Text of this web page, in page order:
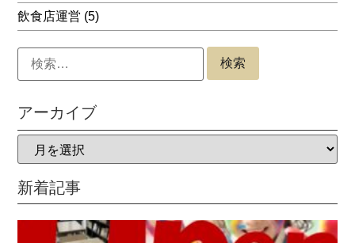
飲食店運営 (5)
アーカイブ
新着記事